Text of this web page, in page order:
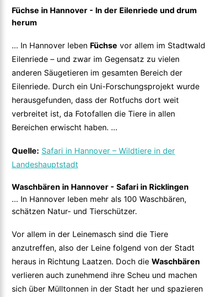
Füchse in Hannover - In der Eilenriede und drum
herum
… In Hannover leben Füchse vor allem im Stadtwald
Eilenriede – und zwar im Gegensatz zu vielen
anderen Säugetieren im gesamten Bereich der
Eilenriede. Durch ein Uni-Forschungsprojekt wurde
herausgefunden, dass der Rotfuchs dort weit
verbreitet ist, da Fotofallen die Tiere in allen
Bereichen erwischt haben. …
Quelle: Safari in Hannover – Wildtiere in der
Landeshauptstadt
Waschbären in Hannover - Safari in Ricklingen
… In Hannover leben mehr als 100 Waschbären,
schätzen Natur- und Tierschützer.
Vor allem in der Leinemasch sind die Tiere
anzutreffen, also der Leine folgend von der Stadt
heraus in Richtung Laatzen. Doch die Waschbären
verlieren auch zunehmend ihre Scheu und machen
sich über Mülltonnen in der Stadt her und spazieren